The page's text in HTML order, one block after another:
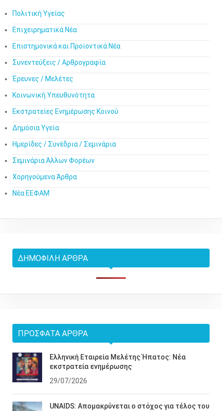
Πολιτική Υγείας
Επιχειρηματικά Νέα
Επιστημονικά και Προϊοντικά Νέα
Συνεντεύξεις / Αρθρογραφία
Έρευνες / Μελέτες
Κοινωνική Υπευθυνότητα
Εκστρατείες Ενημέρωσης Κοινού
Δημόσια Υγεία
Ημερίδες / Συνέδρια / Σεμινάρια
Σεμινάρια Άλλων Φορέων
Χορηγούμενα Άρθρα
Νέα ΕΕΦΑΜ
ΔΗΜΟΦΙΛΉ ΆΡΘΡΑ
ΠΡΌΣΦΑΤΑ ΆΡΘΡΑ
Ελληνική Εταιρεία Μελέτης Ήπατος: Νέα
εκστρατεία ενημέρωσης
29/07/2026
UNAIDS: Απομακρύνεται ο στόχος για τέλος του